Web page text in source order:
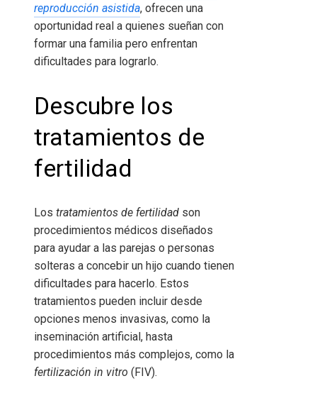
reproducción asistida, ofrecen una
oportunidad real a quienes sueñan con
formar una familia pero enfrentan
dificultades para lograrlo.
Descubre los
tratamientos de
fertilidad
Los tratamientos de fertilidad son
procedimientos médicos diseñados
para ayudar a las parejas o personas
solteras a concebir un hijo cuando tienen
dificultades para hacerlo. Estos
tratamientos pueden incluir desde
opciones menos invasivas, como la
inseminación artificial, hasta
procedimientos más complejos, como la
fertilización in vitro (FIV).